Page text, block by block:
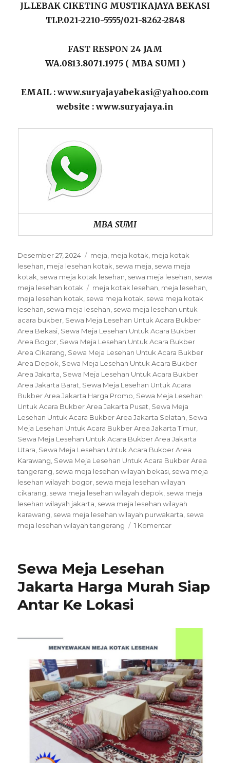
JL.LEBAK CIKETING MUSTIKAJAYA BEKASI
TLP.021-2210-5555/021-8262-2848
FAST RESPON 24 JAM
WA.0813.8071.1975 ( MBA SUMI )
EMAIL : www.suryajayabekasi@yahoo.com
website : www.suryajaya.in
MBA SUMI
Posted
on
Desember 27, 2024 Categories
meja, meja kotak, meja kotak
lesehan, meja lesehan kotak, sewa meja, sewa meja
kotak, sewa meja kotak lesehan, sewa meja lesehan, sewa
meja lesehan kotak
Tags
meja kotak lesehan, meja lesehan,
meja lesehan kotak, sewa meja kotak, sewa meja kotak
lesehan, sewa meja lesehan, sewa meja lesehan untuk
acara bukber, Sewa Meja Lesehan Untuk Acara Bukber
Area Bekasi, Sewa Meja Lesehan Untuk Acara Bukber
Area Bogor, Sewa Meja Lesehan Untuk Acara Bukber
Area Cikarang, Sewa Meja Lesehan Untuk Acara Bukber
Area Depok, Sewa Meja Lesehan Untuk Acara Bukber
Area Jakarta, Sewa Meja Lesehan Untuk Acara Bukber
Area Jakarta Barat, Sewa Meja Lesehan Untuk Acara
Bukber Area Jakarta Harga Promo, Sewa Meja Lesehan
Untuk Acara Bukber Area Jakarta Pusat, Sewa Meja
Lesehan Untuk Acara Bukber Area Jakarta Selatan, Sewa
Meja Lesehan Untuk Acara Bukber Area Jakarta Timur,
Sewa Meja Lesehan Untuk Acara Bukber Area Jakarta
Utara, Sewa Meja Lesehan Untuk Acara Bukber Area
Karawang, Sewa Meja Lesehan Untuk Acara Bukber Area
tangerang, sewa meja lesehan wilayah bekasi, sewa meja
lesehan wilayah bogor, sewa meja lesehan wilayah
cikarang, sewa meja lesehan wilayah depok, sewa meja
lesehan wilayah jakarta, sewa meja lesehan wilayah
karawang, sewa meja lesehan wilayah purwakarta, sewa
meja lesehan wilayah tangerang
1 Komentarpada
Acara
Bukber
Sewa Meja Lesehan
Jakarta Harga Murah Siap
Antar Ke Lokasi